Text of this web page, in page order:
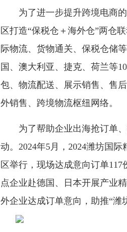
为了进一步提升跨境电商的
区打造“保税仓＋海外仓”两仓
际物流、货物通关、保税仓储
国、澳大利亚、捷克、荷兰等
包、物流配送、展示销售、售
外销售、跨境物流枢纽网络。
为了帮助企业出海抢订单、
动。2024年5月，2024潍坊国
区举行，现场达成意向订单
点企业赴德国、日本开展产业
外企业达成订单意向，助推“潍